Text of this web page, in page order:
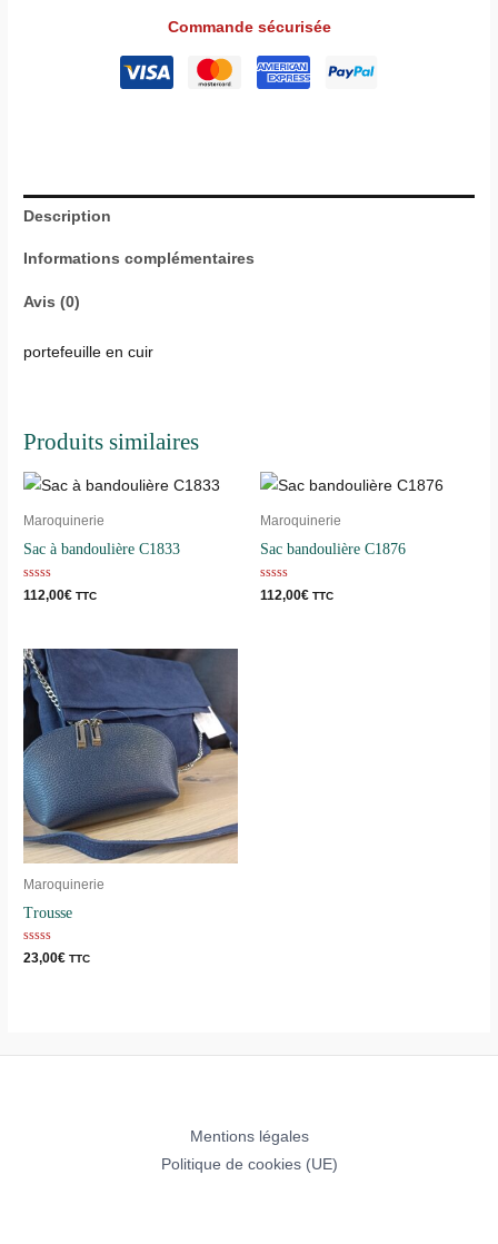
Commande sécurisée
Description
Informations complémentaires
Avis (0)
portefeuille en cuir
Produits similaires
Maroquinerie
Sac à bandoulière C1833
Note
0
112,00€ TTC
Maroquinerie
Sac bandoulière C1876
Note
0
112,00€ TTC
Maroquinerie
Trousse
Note
0
23,00€ TTC
Mentions légales
Politique de cookies (UE)